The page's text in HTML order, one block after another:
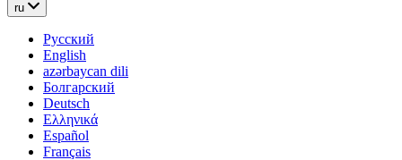
ru
Русский
English
azərbaycan dili
Болгарский
Deutsch
Ελληνικά
Español
Français